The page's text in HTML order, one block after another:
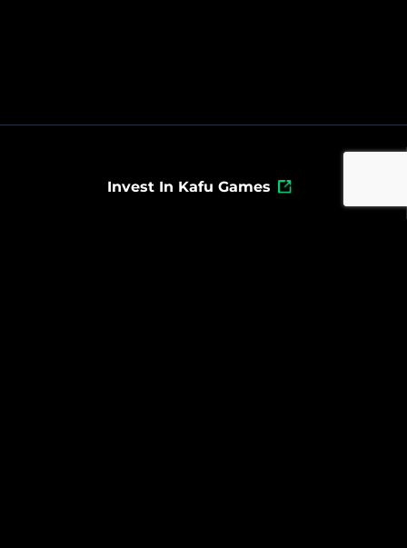
Invest In Kafu Games